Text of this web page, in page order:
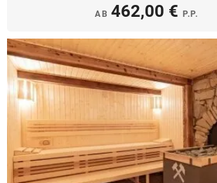
AB 462,00 € P.P.